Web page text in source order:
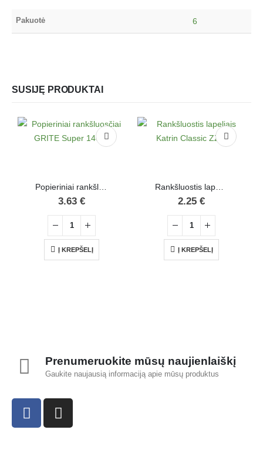
Pakuotė 6
SUSIJĘ PRODUKTAI
Popieriniai rankšluosčiai GRITE Super 140 m
3.63 €
Į KREPŠELĮ
Rankšluostis lapeliais Katrin Classic ZZ 2
2.25 €
Į KREPŠELĮ
Prenumeruokite mūsų naujienlaiškį
Gaukite naujausią informaciją apie mūsų produktus